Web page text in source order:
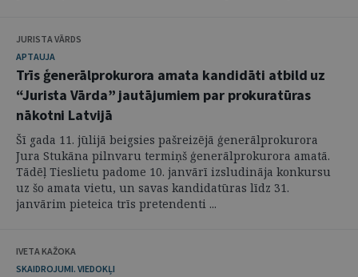
JURISTA VĀRDS
APTAUJA
Trīs ģenerālprokurora amata kandidāti atbild uz
“Jurista Vārda” jautājumiem par prokuratūras
nākotni Latvijā
Šī gada 11. jūlijā beigsies pašreizējā ģenerālprokurora
Jura Stukāna pilnvaru termiņš ģenerālprokurora amatā.
Tādēļ Tieslietu padome 10. janvārī izsludināja konkursu
uz šo amata vietu, un savas kandidatūras līdz 31.
janvārim pieteica trīs pretendenti ...
IVETA KAŽOKA
SKAIDROJUMI. VIEDOKĻI